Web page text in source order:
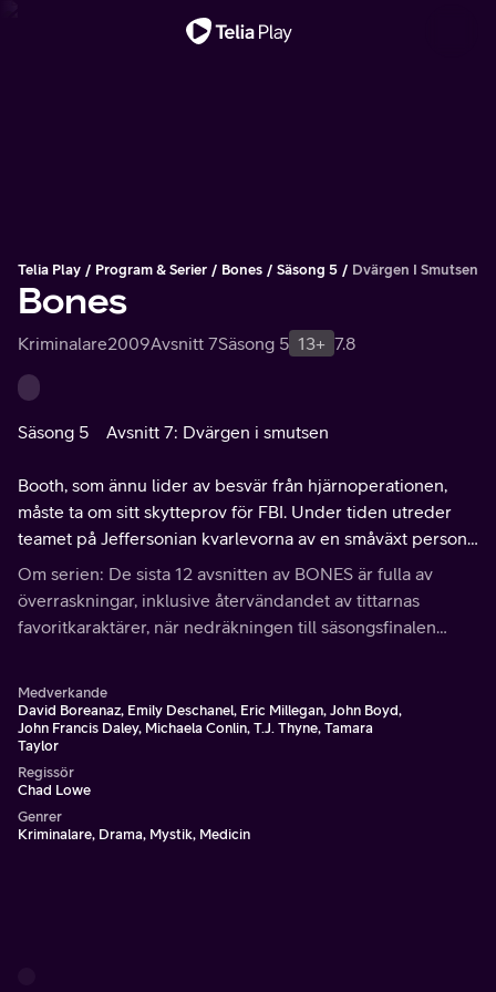
Telia Play Program & Serier Bones Säsong 5 Dvärgen I Smutsen
Bones
Kriminalare2009Avsnitt 7Säsong 5 13+ 7.8
Säsong 5 Avsnitt 7: Dvärgen i smutsen
Booth, som ännu lider av besvär från hjärnoperationen,
måste ta om sitt skytteprov för FBI. Under tiden utreder
teamet på Jeffersonian kvarlevorna av en småväxt person
som påträffas i ett slukhål.
Om serien: De sista 12 avsnitten av BONES är fulla av
överraskningar, inklusive återvändandet av tittarnas
favoritkaraktärer, när nedräkningen till säsongsfinalen
Medverkande
David Boreanaz, Emily Deschanel, Eric Millegan, John Boyd,
John Francis Daley, Michaela Conlin, T.J. Thyne, Tamara
Taylor
Regissör
Chad Lowe
Genrer
Kriminalare, Drama, Mystik, Medicin